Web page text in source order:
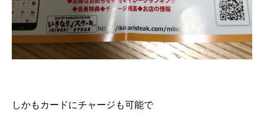
しかもカードにチャージも可能で